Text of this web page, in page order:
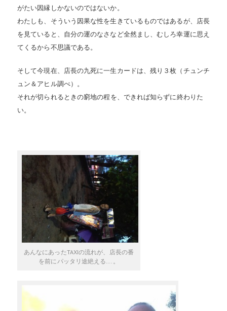
がたい因縁しかないのではないか。
わたしも、そういう因果な性を生きているものではあるが、店長
を見ていると、自分の運のなさなど全然まし、むしろ幸運に思え
てくるから不思議である。
そして今現在、店長の九死に一生カードは、残り３枚（チュンチ
ュン＆アヒル調べ）。
それが切られるときの窮地の程を、できれば知らずに終わりた
い。
あんなにあったTAXIの流れが、店長の番
を前にパッタリ途絶える….。